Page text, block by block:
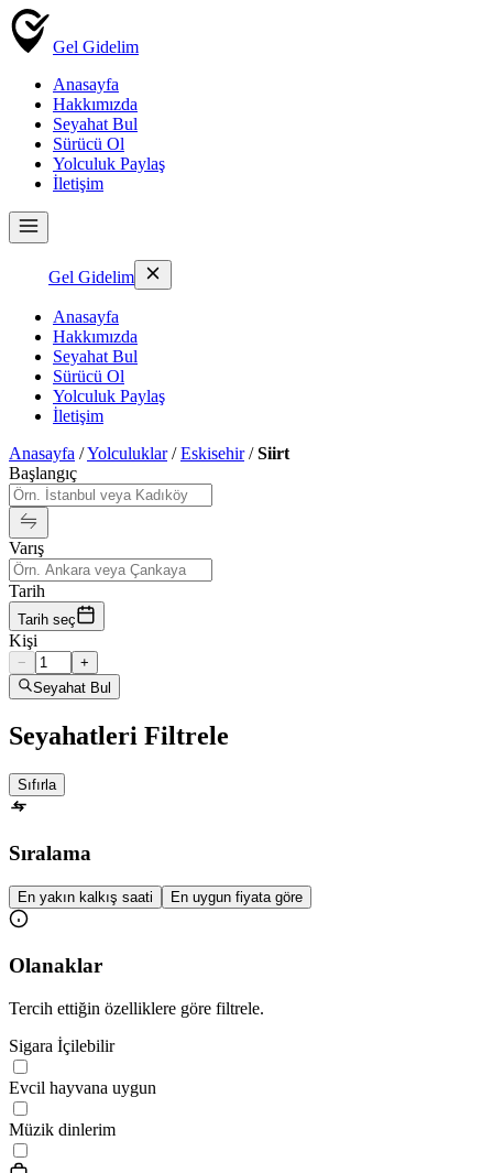
Gel Gidelim
Anasayfa
Hakkımızda
Seyahat Bul
Sürücü Ol
Yolculuk Paylaş
İletişim
Gel Gidelim
Anasayfa
Hakkımızda
Seyahat Bul
Sürücü Ol
Yolculuk Paylaş
İletişim
Anasayfa /Yolculuklar/Eskisehir/Siirt
Başlangıç
Varış
Tarih
Tarih seç
Kişi
−
+
Seyahat Bul
Seyahatleri Filtrele
Sıfırla
Sıralama
En yakın kalkış saati En uygun fiyata göre
Olanaklar
Tercih ettiğin özelliklere göre filtrele.
Sigara İçilebilir
Evcil hayvana uygun
Müzik dinlerim